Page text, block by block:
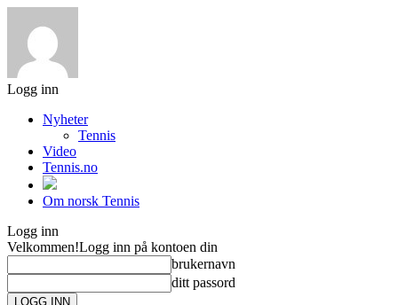
Logg inn
Nyheter
Tennis
Video
Tennis.no
Om norsk Tennis
Logg inn
Velkommen!Logg inn på kontoen din
brukernavn
ditt passord